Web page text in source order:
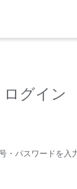
ログイン
・パスワードを入